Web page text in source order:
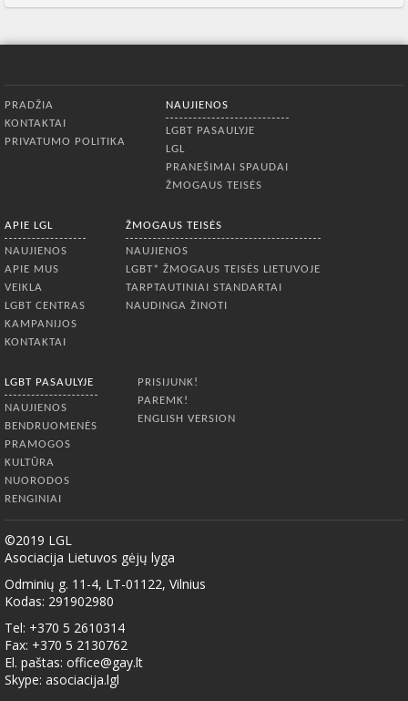
PRADŽIA
KONTAKTAI
PRIVATUMO POLITIKA
NAUJIENOS
LGBT PASAULYJE
LGL
PRANEŠIMAI SPAUDAI
ŽMOGAUS TEISĖS
APIE LGL
NAUJIENOS
APIE MUS
VEIKLA
LGBT CENTRAS
KAMPANIJOS
KONTAKTAI
ŽMOGAUS TEISĖS
NAUJIENOS
LGBT* ŽMOGAUS TEISĖS LIETUVOJE
TARPTAUTINIAI STANDARTAI
NAUDINGA ŽINOTI
LGBT PASAULYJE
NAUJIENOS
BENDRUOMENĖS
PRAMOGOS
KULTŪRA
NUORODOS
RENGINIAI
PRISIJUNK!
PAREMK!
ENGLISH VERSION
©2019 LGL
Asociacija Lietuvos gėjų lyga
Odminių g. 11-4, LT-01122, Vilnius
Kodas: 291902980
Tel: +370 5 2610314
Fax: +370 5 2130762
El. paštas: office@gay.lt
Skype: asociacija.lgl